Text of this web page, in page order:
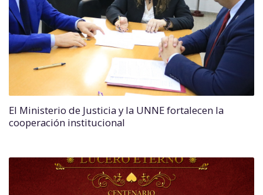
El Ministerio de Justicia y la UNNE fortalecen la
cooperación institucional